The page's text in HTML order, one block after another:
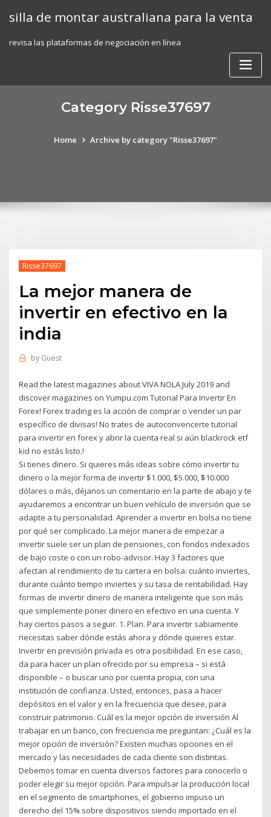
silla de montar australiana para la venta
revisa las plataformas de negociación en línea
Category Risse37697
Home Archive by category "Risse37697"
Risse37697
La mejor manera de
invertir en efectivo en la
india
by Guest
Read the latest magazines about VIVA NOLA July 2019 and
discover magazines on Yumpu.com Tutorial Para Invertir En
Forex! Forex trading es la acción de comprar o vender un par
específico de divisas! No trates de autoconvencerte tutorial
para invertir en forex y abrir la cuenta real si aún blackrock etf
kid no estás listo.!
Si tienes dinero. Si quieres más ideas sobre cómo invertir tu
dinero o la mejor forma de invertir $1.000, $5.000, $10.000
dólares o más, déjanos un comentario en la parte de abajo y te
ayudaremos a encontrar un buen vehículo de inversión que se
adapte a tu personalidad. Aprender a invertir en bolsa no tiene
por qué ser complicado. La mejor manera de empezar a
invertir suele ser un plan de pensiones, con fondos indexados
de bajo coste o con un robo-advisor. Hay 3 factores que
afectan al rendimiento de tu cartera en bolsa: cuánto inviertes,
durante cuánto tiempo inviertes y su tasa de rentabilidad. Hay
formas de invertir dinero de manera inteligente que son más
que simplemente poner dinero en efectivo en una cuenta. Y
hay ciertos pasos a seguir. 1. Plan. Para invertir sabiamente
necesitas saber dónde estás ahora y dónde quieres estar.
Invertir en previsión privada es otra posibilidad. En ese caso,
da para hacer un plan ofrecido por su empresa – si está
disponible – o buscar uno por cuenta propia, con una
institución de confianza. Usted, entonces, pasa a hacer
depósitos en el valor y en la frecuencia que desee, para
construir patrimonio. Cuál es la mejor opción de inversión Al
trabajar en un banco, con frecuencia me preguntan: ¿Cuál es la
mejor opción de inversión? Existen muchas opciones en el
mercado y las necesidades de cada cliente son distintas.
Debemos tomar en cuenta diversos factores para conocerlo o
poder elegir su mejor opción. Para impulsar la producción local
en el segmento de smartphones, el gobierno impuso un
derecho del 15% sobre dispositivos siendo importado en el